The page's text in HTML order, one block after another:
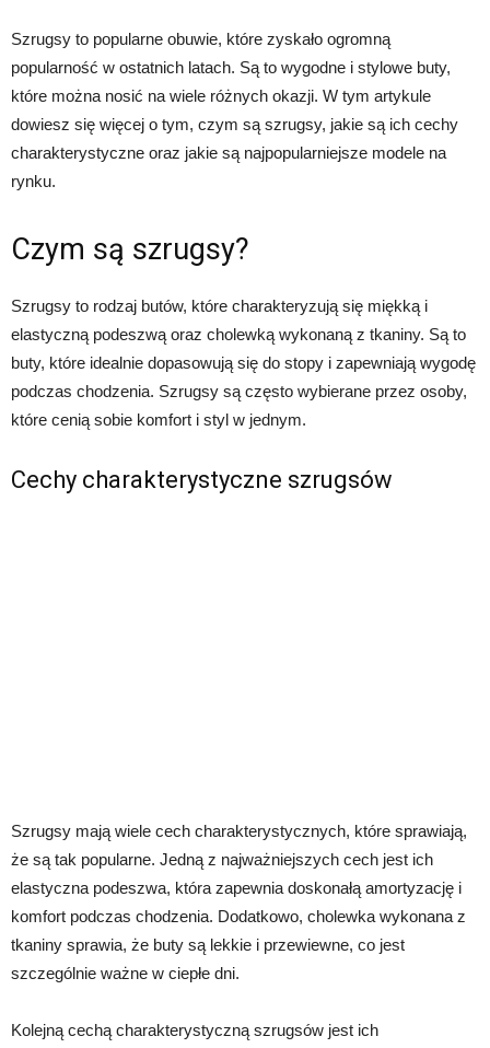
Szrugsy to popularne obuwie, które zyskało ogromną
popularność w ostatnich latach. Są to wygodne i stylowe buty,
które można nosić na wiele różnych okazji. W tym artykule
dowiesz się więcej o tym, czym są szrugsy, jakie są ich cechy
charakterystyczne oraz jakie są najpopularniejsze modele na
rynku.
Czym są szrugsy?
Szrugsy to rodzaj butów, które charakteryzują się miękką i
elastyczną podeszwą oraz cholewką wykonaną z tkaniny. Są to
buty, które idealnie dopasowują się do stopy i zapewniają wygodę
podczas chodzenia. Szrugsy są często wybierane przez osoby,
które cenią sobie komfort i styl w jednym.
Cechy charakterystyczne szrugsów
Szrugsy mają wiele cech charakterystycznych, które sprawiają,
że są tak popularne. Jedną z najważniejszych cech jest ich
elastyczna podeszwa, która zapewnia doskonałą amortyzację i
komfort podczas chodzenia. Dodatkowo, cholewka wykonana z
tkaniny sprawia, że buty są lekkie i przewiewne, co jest
szczególnie ważne w ciepłe dni.
Kolejną cechą charakterystyczną szrugsów jest ich